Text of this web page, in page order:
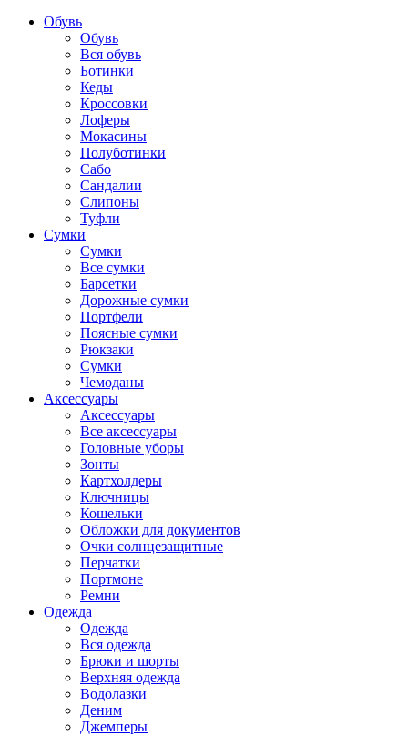
Обувь
Обувь
Вся обувь
Ботинки
Кеды
Кроссовки
Лоферы
Мокасины
Полуботинки
Сабо
Сандалии
Слипоны
Туфли
Сумки
Сумки
Все сумки
Барсетки
Дорожные сумки
Портфели
Поясные сумки
Рюкзаки
Сумки
Чемоданы
Аксессуары
Аксессуары
Все аксессуары
Головные уборы
Зонты
Картхолдеры
Ключницы
Кошельки
Обложки для документов
Очки солнцезащитные
Перчатки
Портмоне
Ремни
Одежда
Одежда
Вся одежда
Брюки и шорты
Верхняя одежда
Водолазки
Деним
Джемперы